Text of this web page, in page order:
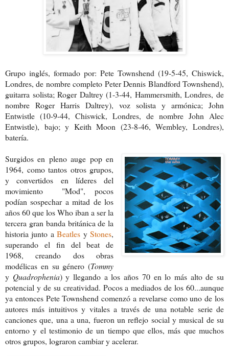
Grupo inglés, formado por: Pete Townshend (19-5-45, Chiswick,
Londres, de nombre completo Peter Dennis Blandford Townshend),
guitarra solista; Roger Daltrey (1-3-44, Hammersmith, Londres, de
nombre Roger Harris Daltrey), voz solista y armónica; John
Entwistle (10-9-44, Chiswick, Londres, de nombre John Alec
Entwistle), bajo; y Keith Moon (23-8-46, Wembley, Londres),
batería.
Surgidos en pleno auge pop en
1964, como tantos otros grupos,
y convertidos en líderes del
movimiento "Mod", pocos
podían sospechar a mitad de los
años 60 que los Who iban a ser la
tercera gran banda británica de la
historia junto aBeatles yStones,
superando el fin del beat de
1968, creando dos obras
modélicas en su género (Tommy
y Quadrophenia) y llegando a los años 70 en lo más alto de su
potencial y de su creatividad. Pocos a mediados de los 60...aunque
ya entonces Pete Townshend comenzó a revelarse como uno de los
autores más intuitivos y vitales a través de una notable serie de
canciones que, una a una, fueron un reflejo social y musical de su
entorno y el testimonio de un tiempo que ellos, más que muchos
otros grupos, lograron cambiar y acelerar.